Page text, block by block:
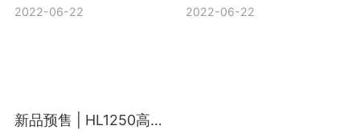
2022-06-22 2022-06-22
新品预售 | HL1250高通量靶向脂质组-精准定量上千个脂质